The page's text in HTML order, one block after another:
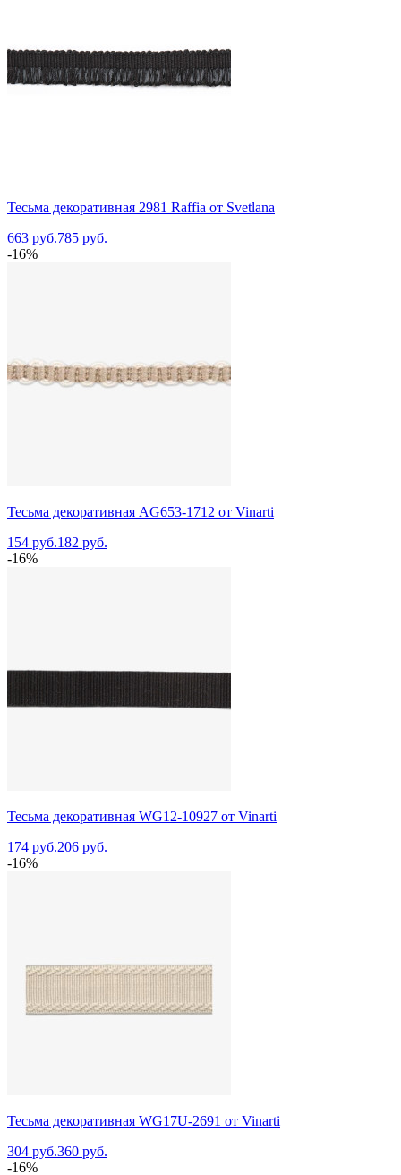
Тесьма декоративная 2981 Raffia от Svetlana
663 руб.785 руб.
-16%
Тесьма декоративная AG653-1712 от Vinarti
154 руб.182 руб.
-16%
Тесьма декоративная WG12-10927 от Vinarti
174 руб.206 руб.
-16%
Тесьма декоративная WG17U-2691 от Vinarti
304 руб.360 руб.
-16%